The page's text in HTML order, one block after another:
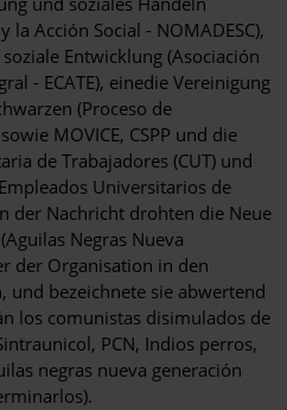
la Acción Social - NOMADESC),
Entwicklung (Asociación
- ECATE), einedie Vereinigung
(Proceso de
MOVICE, CSPP und die
de Trabajadores (CUT) und
Universitarios de
der Nachricht drohten die Neue
Negras Nueva
der Organisation in den
und bezeichnete sie abwertend
los comunistas disimulados de
PCN, Indios perros,
negras nueva generación